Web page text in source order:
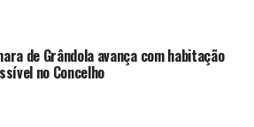
de Grândola avança com habitação
no Concelho